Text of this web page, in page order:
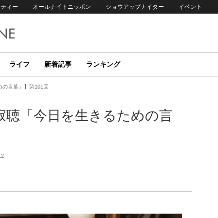
ィー オールナイトニッポン ショウアップナイター イベント
ライフ 新着記事 ランキング
の言葉」】第101回
聴「今日を生きるための言